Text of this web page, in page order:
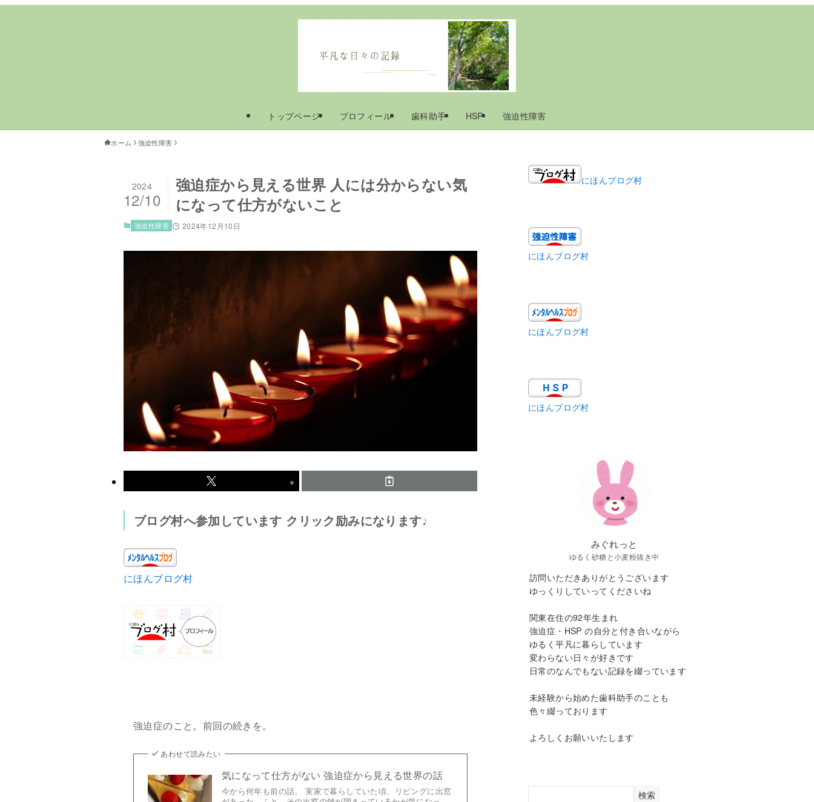
トップページ プロフィール 歯科助手 HSP 強迫性障害
ホーム 強迫性障害
強迫症から見える世界 人には分からない気
になって仕方がないこと
2024
12/10
強迫性障害 2024年12月10日
ブログ村へ参加しています クリック励みになります♩
にほんブログ村
強迫症のこと。前回の続きを。
あわせて読みたい
気になって仕方がない 強迫症から見える世界の話
今から何年も前の話。 実家で暮らしていた頃、リビングに出窓
にほんブログ村
にほんブログ村
にほんブログ村
にほんブログ村
みぐれっと
ゆるく砂糖と小麦粉抜き中
訪問いただきありがとうございます
ゆっくりしていってくださいね
関東在住の92年生まれ
強迫症・HSP の自分と付き合いながら
ゆるく平凡に暮らしています
変わらない日々が好きです
日常のなんでもない記録を綴っています
未経験から始めた歯科助手のことも
色々綴っております
よろしくお願いいたします
検索